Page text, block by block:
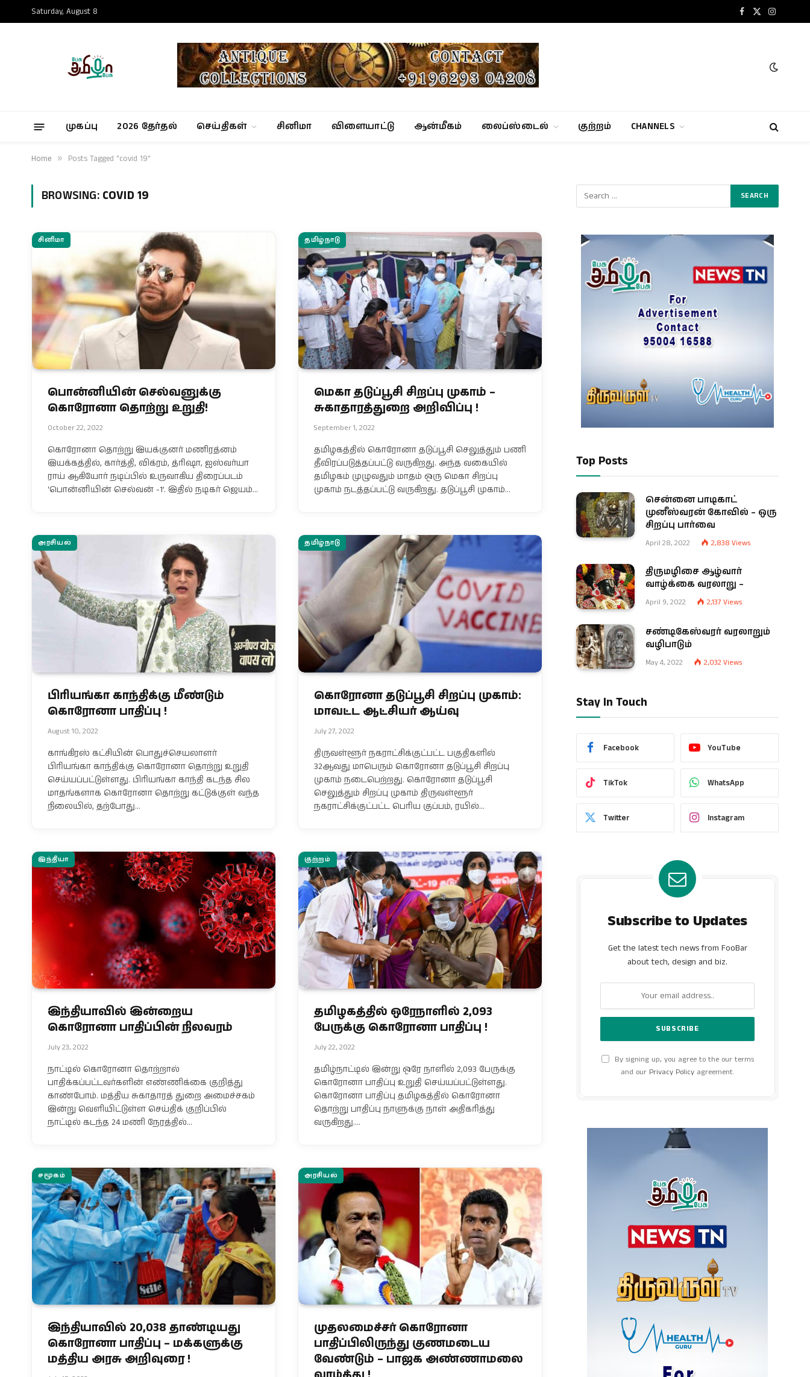
Saturday, August 8 Facebook
X
Instagram
முகப்பு 2026 தேர்தல் செய்திகள் சினிமா விளையாட்டு ஆன்மீகம் லைப்ஸ்டைல் குற்றம் CHANNELS
Home » Posts Tagged "covid 19"
BROWSING: COVID 19
சினிமா
பொன்னியின் செல்வனுக்கு
கொரோனா தொற்று உறுதி!
October 22, 2022
கொரோனா தொற்று இயக்குனர் மணிரத்னம்
இயக்கத்தில், கார்த்தி, விக்ரம், த்ரிஷா, ஐஸ்வர்யா
ராய் ஆகியோர் நடிப்பில் உருவாகிய திரைப்படம்
‘பொன்னியின் செல்வன் -1’. இதில் நடிகர் ஜெயம்…
தமிழ்நாடு
மெகா தடுப்பூசி சிறப்பு முகாம் –
சுகாதாரத்துறை அறிவிப்பு !
September 1, 2022
தமிழகத்தில் கொரோனா தடுப்பூசி செலுத்தும் பணி
தீவிரப்படுத்தப்பட்டு வருகிறது. அந்த வகையில்
தமிழகம் முழுவதும் மாதம் ஒரு மெகா சிறப்பு
முகாம் நடத்தப்பட்டு வருகிறது. தடுப்பூசி முகாம்…
அரசியல்
பிரியங்கா காந்திக்கு மீண்டும்
கொரோனா பாதிப்பு !
August 10, 2022
காங்கிரஸ் கட்சியின் பொதுச்செயலாளர்
பிரியங்கா காந்திக்கு கொரோனா தொற்று உறுதி
செய்யப்பட்டுள்ளது. பிரியங்கா காந்தி கடந்த சில
மாதங்களாக கொரோனா தொற்று கட்டுக்குள் வந்த
நிலையில், தற்போது…
தமிழ்நாடு
கொரோனா தடுப்பூசி சிறப்பு முகாம்:
மாவட்ட ஆட்சியர் ஆய்வு
July 27, 2022
திருவள்ளூர் நகராட்சிக்குட்பட்ட பகுதிகளில்
32ஆவது மாபெரும் கொரோனா தடுப்பூசி சிறப்பு
முகாம் நடைபெற்றது. கொரோனா தடுப்பூசி
செலுத்தும் சிறப்பு முகாம் திருவள்ளூர்
நகராட்சிக்குட்பட்ட பெரிய குப்பம், ரயில்…
இந்தியா
இந்தியாவில் இன்றைய
கொரோனா பாதிப்பின் நிலவரம்
July 23, 2022
நாட்டில் கொரோனா தொற்றால்
பாதிக்கப்பட்டவர்களின் எண்ணிக்கை குறித்து
காண்போம். மத்திய சுகாதாரத் துறை அமைச்சகம்
இன்று வெளியிட்டுள்ள செய்திக் குறிப்பில்
நாட்டில் கடந்த 24 மணி நேரத்தில்…
குற்றம்
தமிழகத்தில் ஒரேநாளில் 2,093
பேருக்கு கொரோனா பாதிப்பு !
July 22, 2022
தமிழ்நாட்டில் இன்று ஒரே நாளில் 2,093 பேருக்கு
கொரோனா பாதிப்பு உறுதி செய்யப்பட்டுள்ளது.
கொரோனா பாதிப்பு தமிழகத்தில் கொரோனா
தொற்று பாதிப்பு நாளுக்கு நாள் அதிகரித்து
வருகிறது.…
சமூகம்
இந்தியாவில் 20,038 தாண்டியது
கொரோனா பாதிப்பு – மக்களுக்கு
மத்திய அரசு அறிவுரை !
அரசியல்
முதலமைச்சர் கொரோனா
பாதிப்பிலிருந்து குணமடைய
வேண்டும் – பாஜக அண்ணாமலை
Top Posts
சென்னை பாடிகாட்
முனீஸ்வரன் கோவில் – ஒரு
சிறப்பு பார்வை
April 28, 2022 2,838 Views
திருமழிசை ஆழ்வார்
வாழ்க்கை வரலாறு –
April 9, 2022 2,137 Views
சண்டிகேஸ்வரர் வரலாறும்
வழிபாடும்
May 4, 2022 2,032 Views
Stay In Touch
Facebook YouTube
TikTok WhatsApp
Twitter Instagram
Subscribe to Updates
Get the latest tech news from FooBar
about tech, design and biz.
By signing up, you agree to the our terms
and our Privacy Policy agreement.